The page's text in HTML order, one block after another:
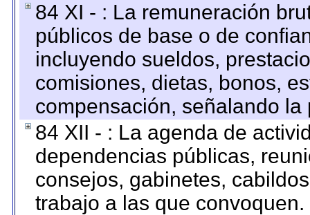
84 XI - : La remuneración
públicos de base o de
incluyendo sueldos,
comisiones, dietas, bonos,
compensación, señalando
84 XII - : La agenda de
dependencias públicas,
consejos, gabinetes,
trabajo a las que convoquen.